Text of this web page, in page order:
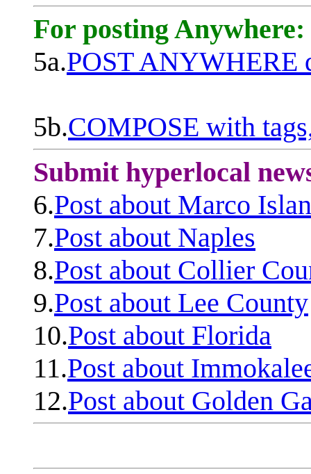
For posting Anywhere:
5a.POST ANYWHERE
5b.COMPOSE with
Submit hyperlocal
6.Post about Marco
7.Post about Naples
8.Post about Collier
9.Post about Lee County
10.Post about Florida
11.Post about
12.Post about Golden